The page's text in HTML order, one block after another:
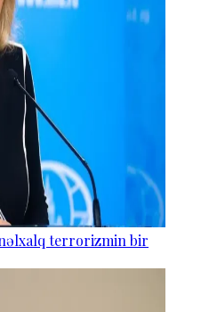
terrorizmin bir